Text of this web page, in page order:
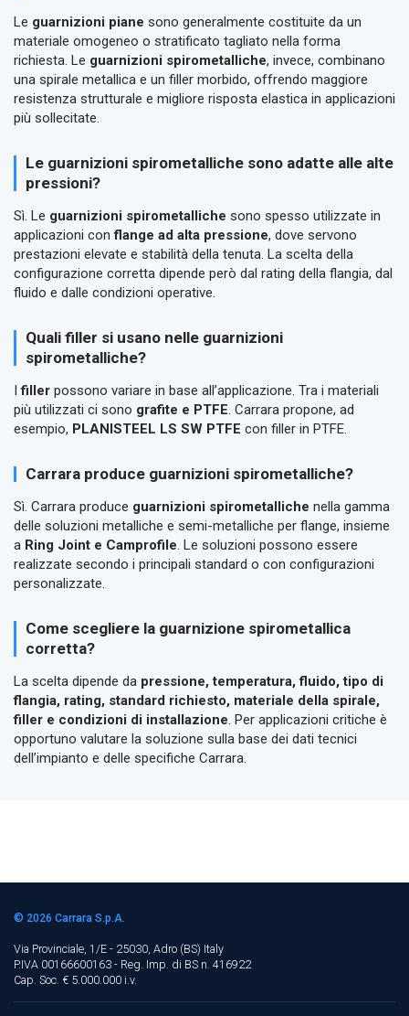
Le guarnizioni piane sono generalmente costituite da un
materiale omogeneo o stratificato tagliato nella forma
richiesta. Le guarnizioni spirometalliche, invece, combinano
una spirale metallica e un filler morbido, offrendo maggiore
resistenza strutturale e migliore risposta elastica in applicazioni
più sollecitate.
Le guarnizioni spirometalliche sono adatte alle alte
pressioni?
Sì. Le guarnizioni spirometalliche sono spesso utilizzate in
applicazioni conflange ad alta pressione, dove servono
prestazioni elevate e stabilità della tenuta. La scelta della
configurazione corretta dipende però dal rating della flangia, dal
fluido e dalle condizioni operative.
Quali filler si usano nelle guarnizioni
spirometalliche?
Ifiller possono variare in base all’applicazione. Tra i materiali
più utilizzati ci sono grafite e PTFE. Carrara propone, ad
esempio, PLANISTEEL LS SW PTFE con filler in PTFE.
Carrara produce guarnizioni spirometalliche?
Sì. Carrara produce guarnizioni spirometalliche nella gamma
delle soluzioni metalliche e semi-metalliche per flange, insieme
a Ring Joint e Camprofile. Le soluzioni possono essere
realizzate secondo i principali standard o con configurazioni
personalizzate.
Come scegliere la guarnizione spirometallica
corretta?
La scelta dipende da pressione, temperatura, fluido, tipo di
flangia, rating, standard richiesto, materiale della spirale,
filler e condizioni di installazione. Per applicazioni critiche è
opportuno valutare la soluzione sulla base dei dati tecnici
dell’impianto e delle specifiche Carrara.
© 2026 Carrara S.p.A.
Via Provinciale, 1/E - 25030, Adro (BS) Italy
P.IVA 00166600163 - Reg. Imp. di BS n. 416922
Cap. Soc. € 5.000.000 i.v.